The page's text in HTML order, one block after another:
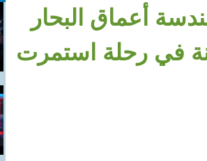
أعماق البحار
في رحلة استمرت